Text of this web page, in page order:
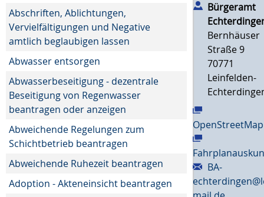
Abschriften, Ablichtungen,
Vervielfältigungen und Negative
amtlich beglaubigen lassen
Abwasser entsorgen
Abwasserbeseitigung - dezentrale
Beseitigung von Regenwasser
beantragen oder anzeigen
Abweichende Regelungen zum
Schichtbetrieb beantragen
Abweichende Ruhezeit beantragen
Adoption - Akteneinsicht beantragen
Bürgeramt
Bernhäuser
Straße 9
70771
Leinfelden-
OpenStreetMap
BA-